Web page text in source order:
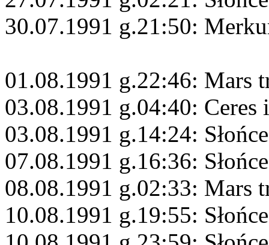
30.07.1991 g.21:50:
01.08.1991 g.22:46: Mars
03.08.1991 g.04:40: Ceres
03.08.1991 g.14:24:
07.08.1991 g.16:36:
08.08.1991 g.02:33: Mars
10.08.1991 g.19:55: